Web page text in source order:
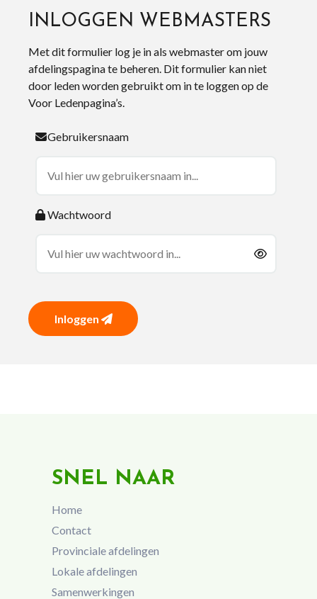
INLOGGEN WEBMASTERS
Met dit formulier log je in als webmaster om jouw
afdelingspagina te beheren. Dit formulier kan niet
door leden worden gebruikt om in te loggen op de
Voor Ledenpagina’s.
Gebruikersnaam
Wachtwoord
Inloggen
SNEL NAAR
Home
Contact
Provinciale afdelingen
Lokale afdelingen
Samenwerkingen